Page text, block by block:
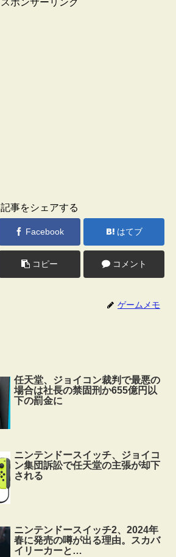
スポンサーリンク
記事をシェアする
Facebook はてブ
コピー コメント
ゲームメモ
任天堂、ジョイコン裁判で最悪の
場合は社長の禁固刑か655億円以
下の罰金に
ニンテンドースイッチ、ジョイコ
ン集団訴訟で任天堂の主張が却下
される
ニンテンドースイッチ2、2024年
春に発売の噂が出る理由。スカバ
イリーカーと…